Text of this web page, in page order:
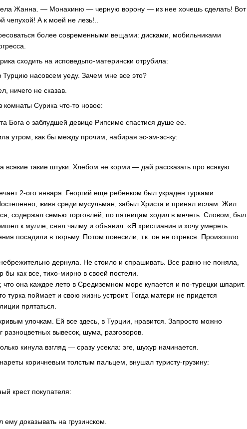
Жанна. — Монахиню — черную ворону — из нее хочешь сделать! Вот
чепухой! А к моей не лезь!..
более современными вещами: дисками, мобильниками
сходить на исповедьпо-матерински отрубила:
насовсем уеду. Зачем мне все это?
ничего не сказав.
Сурика что-то новое:
Бога о заблудшей девице Рипсиме спастися душе ее.
утром, как бы между прочим, набирая эс-эм-эс-ку:
такие штуки. Хлебом не корми — дай рассказать про всякую
2-ого января. Георгий еще ребенком был украден турками
живя среди мусульман, забыл Христа и принял ислам. Жил
содержал семью торговлей, по пятницам ходил в мечеть. Словом, был
к мулле, снял чалму и объявил: «Я христианин и хочу умереть
посадили в тюрьму. Потом повесили, т.к. он не отрекся. Произошло
дернула. Не стоило и спрашивать. Все равно не поняла,
бы как все, тихо-мирно в своей постели.
что она каждое лето в Средиземном море купается и по-турецки шпарит.
турка поймает и свою жизнь устроит. Тогда матери не придется
прятаться.
улочкам. Ей все здесь, в Турции, нравится. Запросто можно
разноцветных вывесок, шума, разговоров.
кинула взгляд — сразу усекла: эге, шухур начинается.
коричневым толстым пальцем, внушал туристу-грузину:
крест покупателя:
ему доказывать на грузинском.